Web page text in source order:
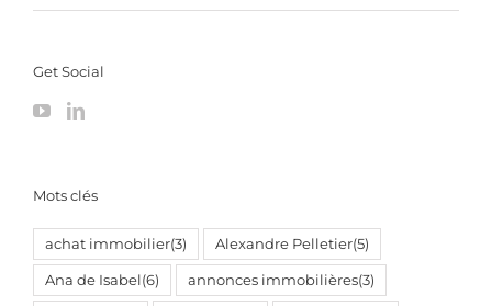
Get Social
Mots clés
achat immobilier(3) Alexandre Pelletier(5)
Ana de Isabel(6) annonces immobilières(3)